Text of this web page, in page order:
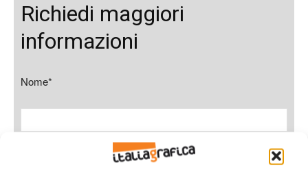
Richiedi maggiori
informazioni
Nome*